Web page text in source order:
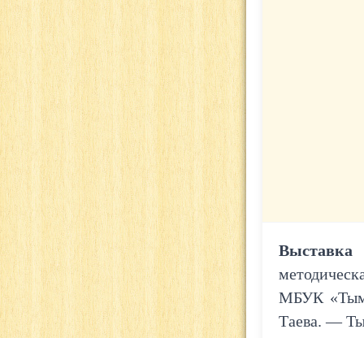
Выставка
МБУК
Таева. —